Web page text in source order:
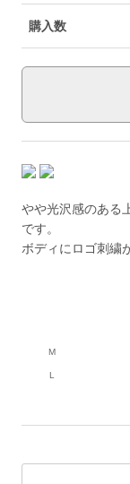
購入数
やや光沢感のある
です。
ボディにロゴ刺繍
M
L